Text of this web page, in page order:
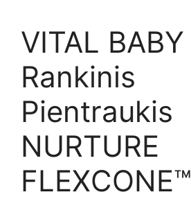
VITAL BABY
Rankinis
Pientraukis
NURTURE
FLEXCONE™